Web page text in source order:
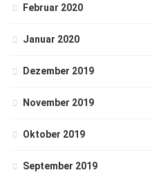
Februar 2020
Januar 2020
Dezember 2019
November 2019
Oktober 2019
September 2019